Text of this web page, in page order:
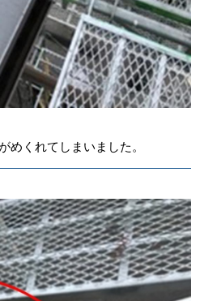
めくれてしまいました。